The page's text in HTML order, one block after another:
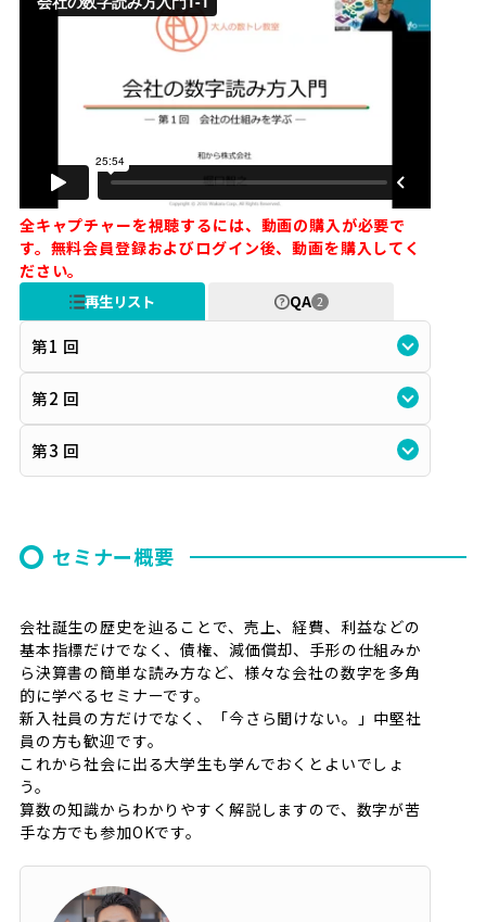
全キャプチャーを視聴するには、動画の購入が必要で
す。無料会員登録およびログイン後、動画を購入してく
ださい。
再生リスト QA 2
第1 回
第2 回
第3 回
セミナー概要
会社誕生の歴史を辿ることで、売上、経費、利益などの
基本指標だけでなく、債権、減価償却、手形の仕組みか
ら決算書の簡単な読み方など、様々な会社の数字を多角
的に学べるセミナーです。
新入社員の方だけでなく、「今さら聞けない。」中堅社
員の方も歓迎です。
これから社会に出る大学生も学んでおくとよいでしょ
う。
算数の知識からわかりやすく解説しますので、数字が苦
手な方でも参加OKです。